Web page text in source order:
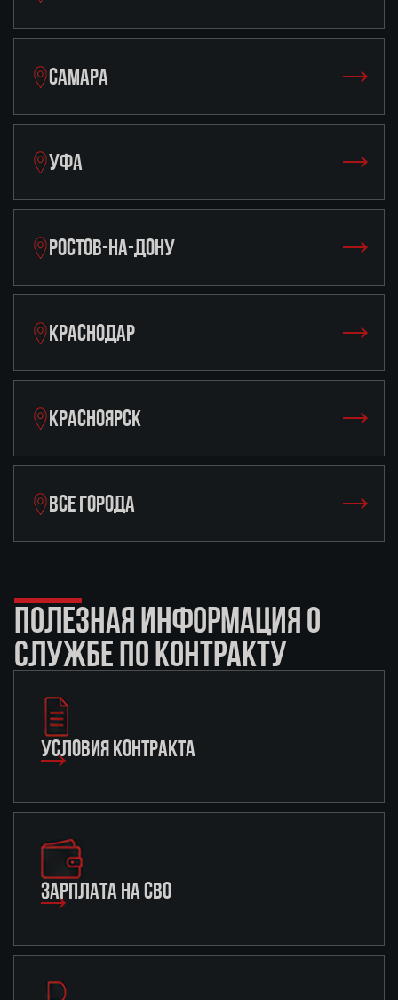
САМАРА
УФА
РОСТОВ-НА-ДОНУ
КРАСНОДАР
КРАСНОЯРСК
ВСЕ ГОРОДА
ПОЛЕЗНАЯ ИНФОРМАЦИЯ О
СЛУЖБЕ ПО КОНТРАКТУ
УСЛОВИЯ КОНТРАКТА
ЗАРПЛАТА НА СВО